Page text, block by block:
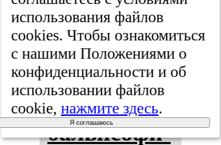
2025;(8-2):20-25
Ком­
плексная
баль­не­офи­
использования файлов
cооkies. Чтобы ознакомиться
с нашими Положениями о
конфиденциальности и об
использовании файлов
cookie,нажмите здесь.
Я соглашаюсь